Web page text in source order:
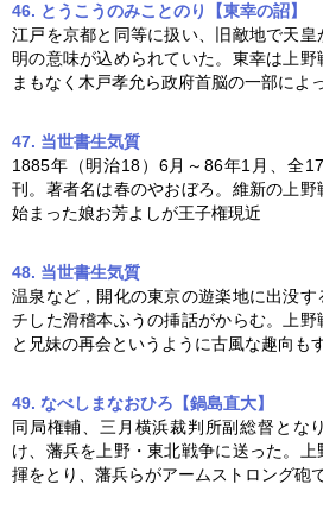
46. とうこうのみことのり【東幸の詔】
江戸を京都と同等に扱い、旧敵地で天
明の意味が込められていた。東幸は 上
まもなく木戸孝允ら政府首脳の一部によ
47. 当世書生気質
1885年（明治18）6月～86年1月、全
刊。著者名は春のやおぼろ。維新の 上
始まった娘お芳よしが王子権現近
48. 当世書生気質
温泉など，開化の東京の遊楽地に出没
チした滑稽本ふうの挿話がからむ。
上
と兄妹の再会というように古風な趣向も
49. なべしまなおひろ【鍋島直大】
同局権輔、三月横浜裁判所副総督とな
け、藩兵を上野・東北戦争に送った。
揮をとり、藩兵らがアームストロング砲